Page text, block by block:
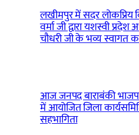
लखीमपुर में सदर लोकप्रिय
वर्मा जी द्वारा यशस्वी
चौधरी जी के भव्य स्वागत
आज जनपद बाराबंकी
में आयोजित जिला
सहभागिता